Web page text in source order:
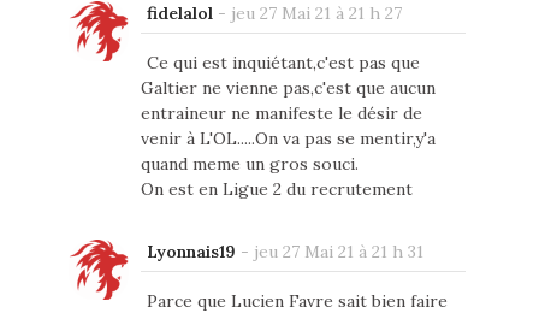
fidelalol - jeu 27 Mai 21 à 21 h 27
Ce qui est inquiétant,c'est pas que
Galtier ne vienne pas,c'est que aucun
entraineur ne manifeste le désir de
venir à L'OL.....On va pas se mentir,y'a
quand meme un gros souci.
On est en Ligue 2 du recrutement
Lyonnais19 - jeu 27 Mai 21 à 21 h 31
Parce que Lucien Favre sait bien faire